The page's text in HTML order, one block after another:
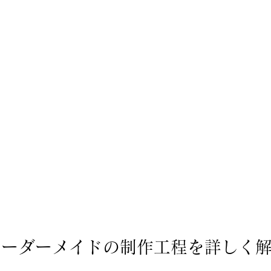
ダーメイドの制作工程を詳しく